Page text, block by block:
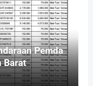
Pemda
Barat